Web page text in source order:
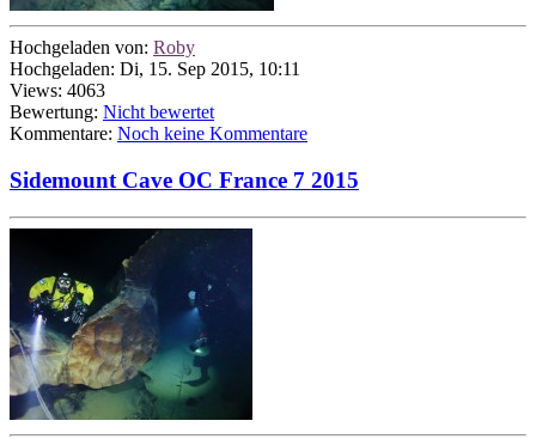
Hochgeladen von: Roby
Hochgeladen: Di, 15. Sep 2015, 10:11
Views: 4063
Bewertung: Nicht bewertet
Kommentare: Noch keine Kommentare
Sidemount Cave OC France 7 2015